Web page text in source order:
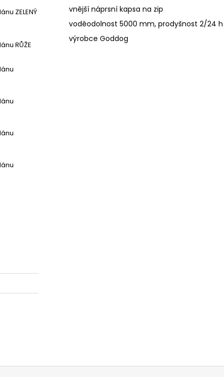
ZELENÝ
RŮŽE
vnější náprsní kapsa na zip
voděodolnost 5000 mm, prodyšnost 2/24 h
výrobce Goddog